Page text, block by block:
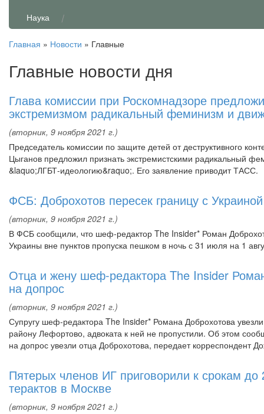
Наука
Главная » Новости » Главные
Главные новости дня
Глава комиссии при Роскомнадзоре
экстремизмом радикальный феминизм и
(вторник, 9 ноября 2021 г.)
Председатель комиссии по защите детей от деструктивного
Цыганов предложил признать экстремистскими радикальный
&laquo;ЛГБТ-идеологию&raquo;. Его заявление приводит ТАСС.
ФСБ: Доброхотов пересек границу с
(вторник, 9 ноября 2021 г.)
В ФСБ сообщили, что шеф-редактор The Insider* Роман
Украины вне пунктов пропуска пешком в ночь с 31 июля на 1
Отца и жену шеф-редактора The Insider
на допрос
(вторник, 9 ноября 2021 г.)
Супругу шеф-редактора The Insider* Романа Доброхотова
району Лефортово, адвоката к ней не пропустили. Об этом
на допрос увезли отца Доброхотова, передает корреспондент
Пятерых членов ИГ приговорили к срокам до
терактов в Москве
(вторник, 9 ноября 2021 г.)